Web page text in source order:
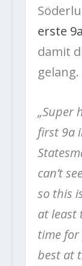
erste
damit
gelang.
„Super
first 9a
can’t
so this
at least
time for
best at